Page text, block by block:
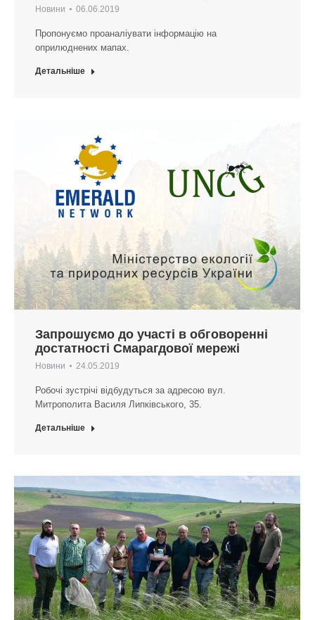
Новини 06.06.2019
Пропонуємо проаналіувати інформацію на
оприлюднених мапах.
Детальніше
Запрошуємо до участі в обговоренні
достатності Смарагдової мережі
Новини 24.05.2019
Робочі зустрічі відбудуться за адресою вул.
Митрополита Василя Липківського, 35.
Детальніше